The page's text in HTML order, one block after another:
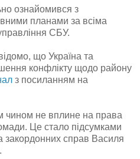
ознайомився з
планами за всіма
СБУ.
що Україна та
конфлікту щодо району
з посиланням на
чином не вплине на права
Це стало підсумками
закордонних справ Василя